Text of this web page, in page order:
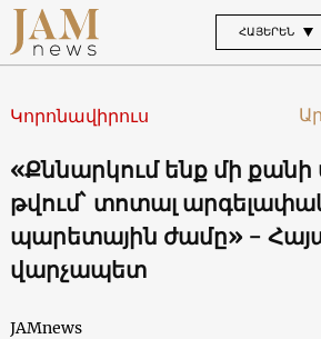
ՀԱՅԵՐԵՆ
Կորոնավիրուս
«Քննարկում ենք մի քանի
թվում` տոտալ
պարետային ժամը» -
վարչապետ
JAMnews